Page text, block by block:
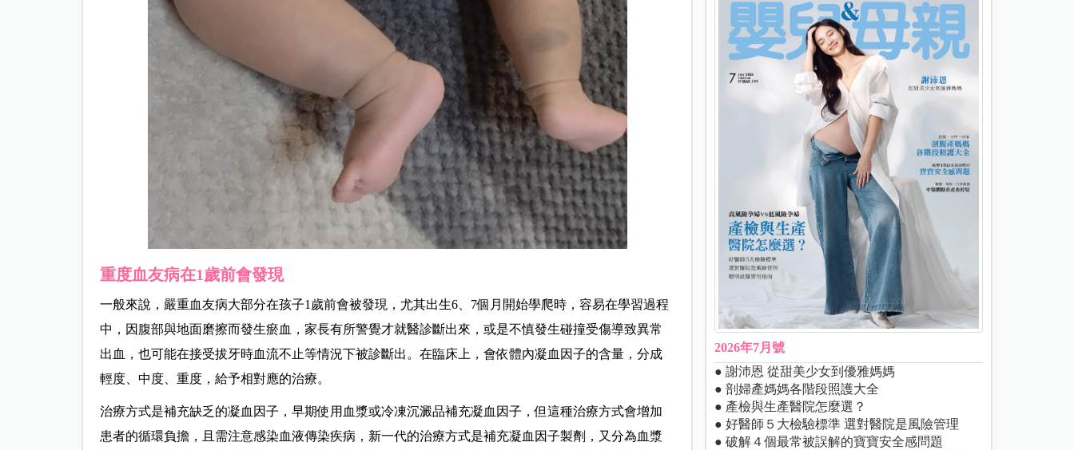
重度血友病在1歲前會發現
一般來說，嚴重血友病大部分在孩子1歲前會被發現，尤其出生6、7個月開始學爬時，容易在學習過程
中，因腹部與地面磨擦而發生瘀血，家長有所警覺才就醫診斷出來，或是不慎發生碰撞受傷導致異常
出血，也可能在接受拔牙時血流不止等情況下被診斷出。在臨床上，會依體內凝血因子的含量，分成
輕度、中度、重度，給予相對應的治療。
治療方式是補充缺乏的凝血因子，早期使用血漿或冷凍沉澱品補充凝血因子，但這種治療方式會增加
患者的循環負擔，且需注意感染血液傳染疾病，新一代的治療方式是補充凝血因子製劑，又分為血漿
2026年7月號
● 謝沛恩 從甜美少女到優雅媽媽
● 剖婦產媽媽各階段照護大全
● 產檢與生產醫院怎麼選？
● 好醫師５大檢驗標準 選對醫院是風險管理
● 破解４個最常被誤解的寶寶安全感問題